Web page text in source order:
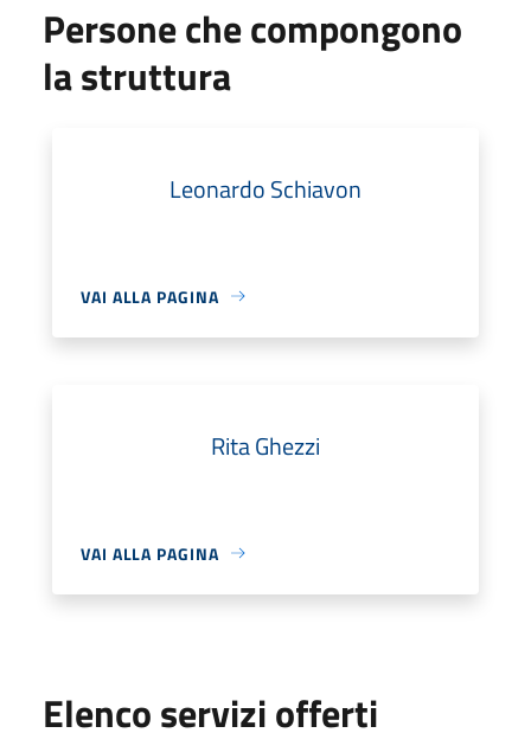
Persone che compongono
la struttura
Leonardo Schiavon
VAI ALLA PAGINA
Rita Ghezzi
VAI ALLA PAGINA
Elenco servizi offerti